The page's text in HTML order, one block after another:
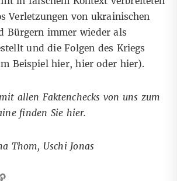
Verletzungen von ukrainischen
Bürgern immer wieder als
und die Folgen des Kriegs
Beispielhier, hieroder hier).
allen Faktenchecks von uns zum
finden Sie hier.
Thom, Uschi Jonas